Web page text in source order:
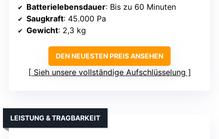
Batterielebensdauer: Bis zu 60 Minuten
Saugkraft: 45.000 Pa
Gewicht: 2,3 kg
DEN NEUESTEN PREIS ANSEHEN
Sieh unsere vollständige Aufschlüsselung
LEISTUNG & TRAGBARKEIT